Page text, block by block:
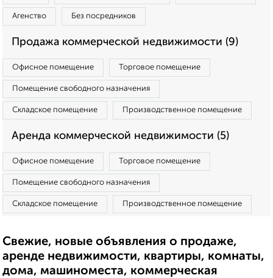
Агенство Без посредников
Продажа коммерческой недвижимости (9)
Офисное помещение Торговое помещение
Помещение свободного назначения
Складское помещение Производственное помещение
Аренда коммерческой недвижимости (5)
Офисное помещение Торговое помещение
Помещение свободного назначения
Складское помещение Производственное помещение
Свежие, новые объявления о продаже,
аренде недвижимости, квартиры, комнаты,
дома, машиноместа, коммерческая